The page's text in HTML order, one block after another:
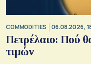
COMMODITIES 06.08.2026,
Πετρέλαιο: Πού
τιμών